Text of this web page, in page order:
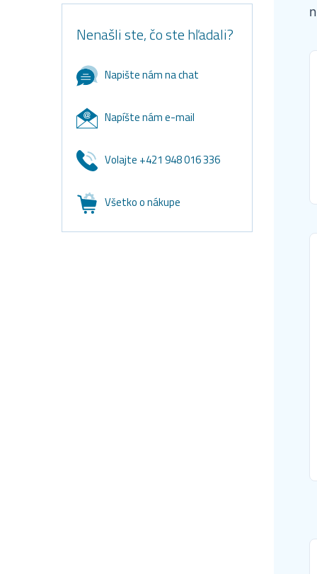
Nenašli ste, čo ste hľadali?
Napište nám na chat
Napíšte nám e-mail
Volajte +421 948 016 336
Všetko o nákupe